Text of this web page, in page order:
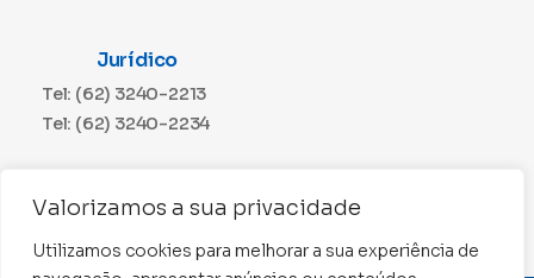
Valorizamos a sua privacidade
Utilizamos cookies para melhorar a sua experiência de
Jurídico
Tel: (62) 3240-2213
Tel: (62) 3240-2234
Tel: (62) 3240-2230